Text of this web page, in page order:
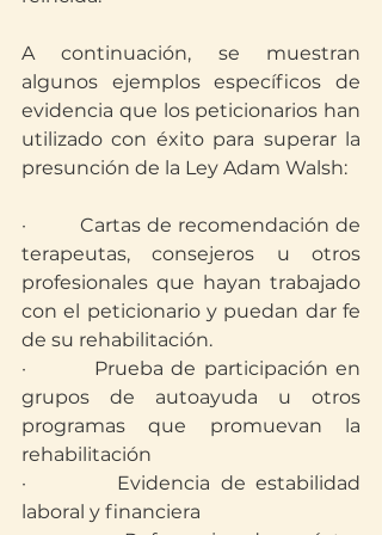
A continuación, se muestran
algunos ejemplos específicos de
evidencia que los peticionarios han
utilizado con éxito para superar la
presunción de la Ley Adam Walsh:
·         Cartas de recomendación de
terapeutas, consejeros u otros
profesionales que hayan trabajado
con el peticionario y puedan dar fe
de su rehabilitación.
·         Prueba de participación en
grupos de autoayuda u otros
programas que promuevan la
rehabilitación
·         Evidencia de estabilidad
laboral y financiera